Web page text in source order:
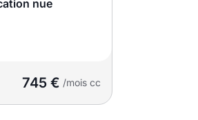
nue
745 € /mois cc